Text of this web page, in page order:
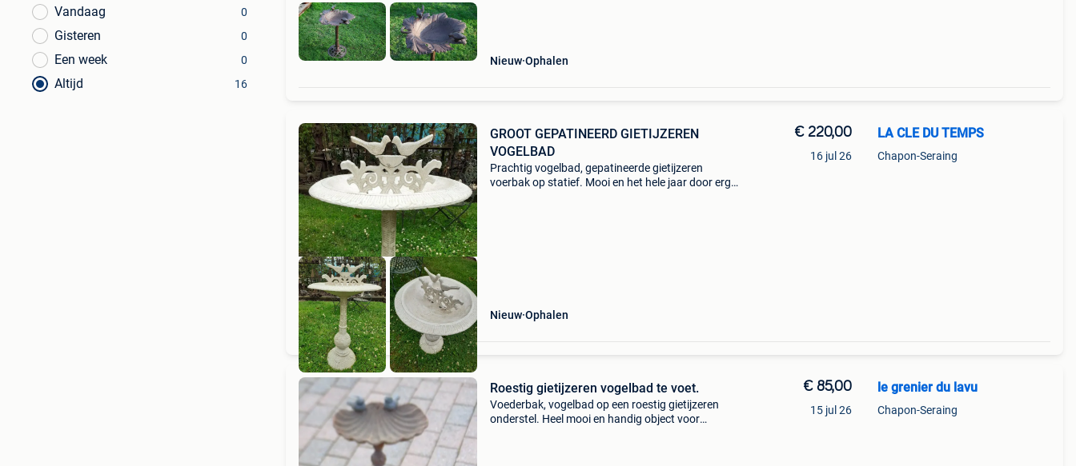
Vandaag
0
Gisteren 0
Een week 0
Altijd 16
Nieuw Ophalen
GROOT GEPATINEERD GIETIJZEREN
VOGELBAD
Prachtig vogelbad, gepatineerde gietijzeren
voerbak op statief. Mooi en het hele jaar door erg
Nieuw Ophalen
€ 220,00
16 jul 26
LA CLE DU TEMPS
Chapon-Seraing
Roestig gietijzeren vogelbad te voet.
Voederbak, vogelbad op een roestig gietijzeren
onderstel. Heel mooi en handig object voor
€ 85,00
15 jul 26
le grenier du lavu
Chapon-Seraing